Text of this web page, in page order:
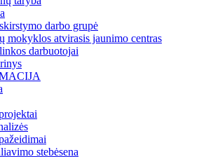
darbo grupė
mokyklos atvirasis jaunimo centras
darbuotojai
stebėsena